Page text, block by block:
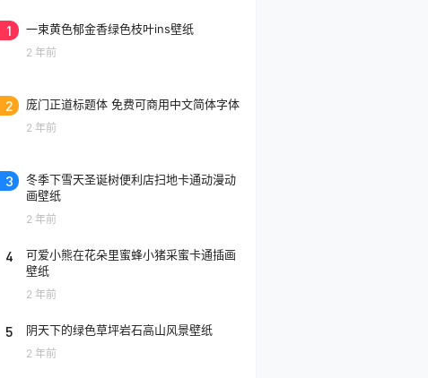
1 一束黄色郁金香绿色枝叶ins壁纸
2 年前
2 庞门正道标题体 免费可商用中文简体字体
2 年前
3
冬季下雪天圣诞树便利店扫地卡通动漫动
画壁纸
2 年前
4
可爱小熊在花朵里蜜蜂小猪采蜜卡通插画
壁纸
2 年前
5 阴天下的绿色草坪岩石高山风景壁纸
2 年前